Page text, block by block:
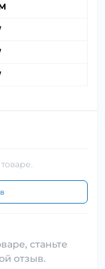
станьте
отзыв.